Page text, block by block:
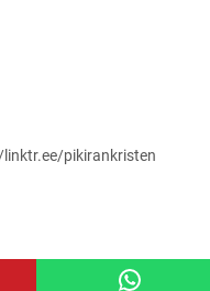
pikirankristen